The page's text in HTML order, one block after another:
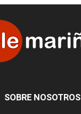
SOBRE NOSOTROS